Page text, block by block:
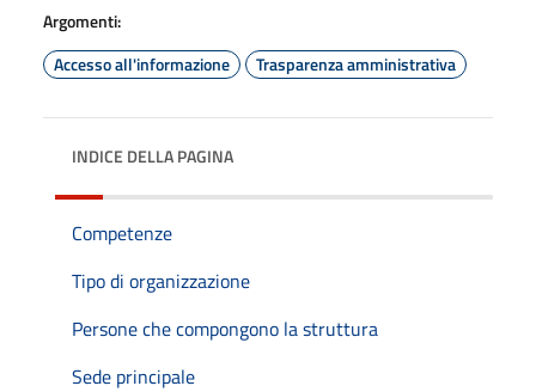
Argomenti:
Accesso all'informazione
Trasparenza amministrativa
INDICE DELLA PAGINA
Competenze
Tipo di organizzazione
Persone che compongono la struttura
Sede principale